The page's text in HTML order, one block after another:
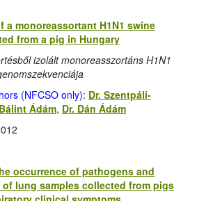
a monoreassortant H1N1 swine
from a pig in Hungary
izolált monoreasszortáns H1N1
(NFCSO only): Dr. Szentpáli-
Ádám, Dr. Dán Ádám
occurrence of pathogens and
lung samples collected from pigs